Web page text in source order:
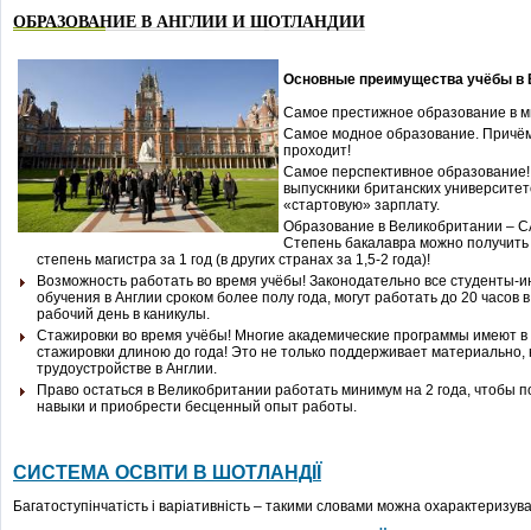
ОБРАЗОВАНИЕ В АНГЛИИ И ШОТЛАНДИИ
Основные преимущества учёбы в
Самое престижное образование в
Самое модное образование.
проходит!
Самое перспективное
выпускники британских
«стартовую» зарплату.
Образование в Великобритании –
Степень бакалавра можно получить
степень магистра за 1 год (в других странах за 1,5-2 года)!
Возможность работать во время учёбы! Законодательно все студенты-
обучения в Англии сроком более полу года, могут работать до 20
рабочий день в каникулы.
Стажировки во время учёбы! Многие академические программы имеют
стажировки длиною до года! Это не только поддерживает
трудоустройстве в Англии.
Право остаться в Великобритании работать минимум на 2 года, чтобы
навыки и приобрести бесценный опыт работы.
СИСТЕМА ОСВІТИ В ШОТЛАНДІЇ
Багатоступінчатість і варіативність – такими словами можна